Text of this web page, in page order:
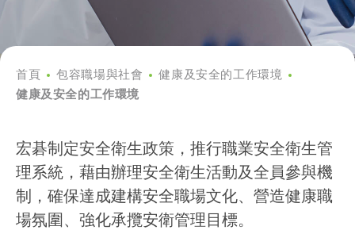
首頁 包容職場與社會
健康及安全的工作環境
健康及安全的工作環境
宏碁制定安全衛生政策，推行職業安全衛生管
理系統，藉由辦理安全衛生活動及全員參與機
制，確保達成建構安全職場文化、營造健康職
場氛圍、強化承攬安衛管理目標。